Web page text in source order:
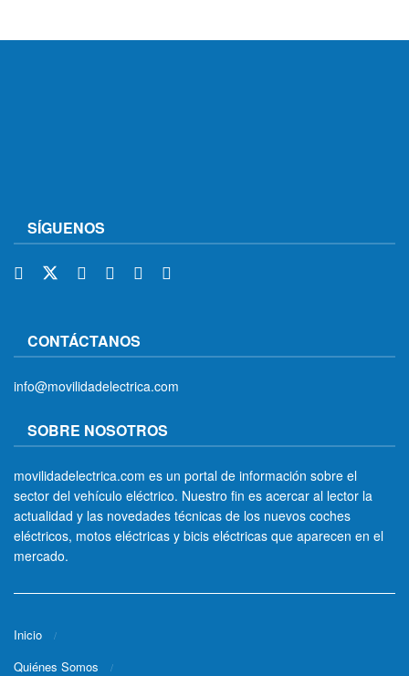
SÍGUENOS
CONTÁCTANOS
info@movilidadelectrica.com
SOBRE NOSOTROS
movilidadelectrica.com es un portal de información sobre el
sector del vehículo eléctrico. Nuestro fin es acercar al lector la
actualidad y las novedades técnicas de los nuevos coches
eléctricos, motos eléctricas y bicis eléctricas que aparecen en el
mercado.
Inicio
Quiénes Somos